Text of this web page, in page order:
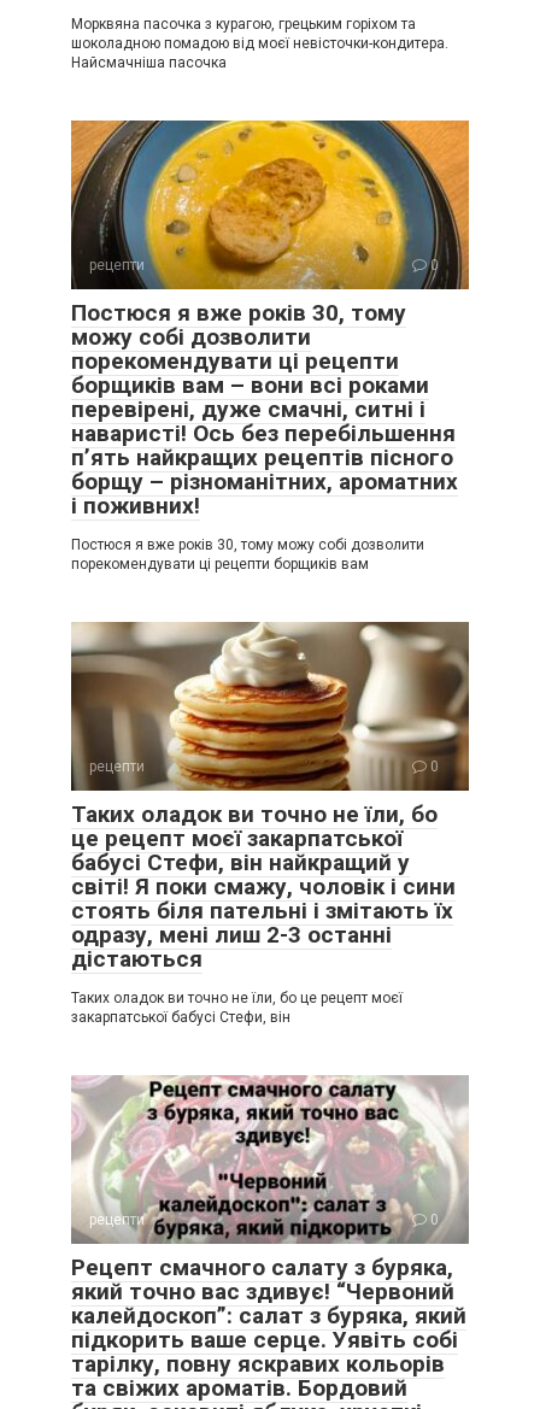
Морквяна пасочка з курагою, грецьким горіхом та
шоколадною помадою від моєї невісточки-кондитера.
Найсмачніша пасочка
рецепти 0
Постюся я вже років 30, тому
можу собі дозволити
порекомендувати ці рецепти
борщиків вам – вони всі роками
перевірені, дуже смачні, ситні і
наваристі! Ось без перебільшення
п’ять найкращих рецептів пісного
борщу – різноманітних, ароматних
і поживних!
Постюся я вже років 30, тому можу собі дозволити
порекомендувати ці рецепти борщиків вам
рецепти 0
Таких оладок ви точно не їли, бо
це рецепт моєї закарпатської
бабусі Стефи, він найкращий у
світі! Я поки смажу, чоловік і сини
стоять біля пательні і змітають їх
одразу, мені лиш 2-3 останні
дістаються
Таких оладок ви точно не їли, бо це рецепт моєї
закарпатської бабусі Стефи, він
рецепти 0
Рецепт смачного салату з буряка,
який точно вас здивує! “Червоний
калейдоскоп”: салат з буряка, який
підкорить ваше серце. Уявіть собі
тарілку, повну яскравих кольорів
та свіжих ароматів. Бордовий